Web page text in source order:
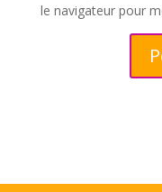
le navigateur pour